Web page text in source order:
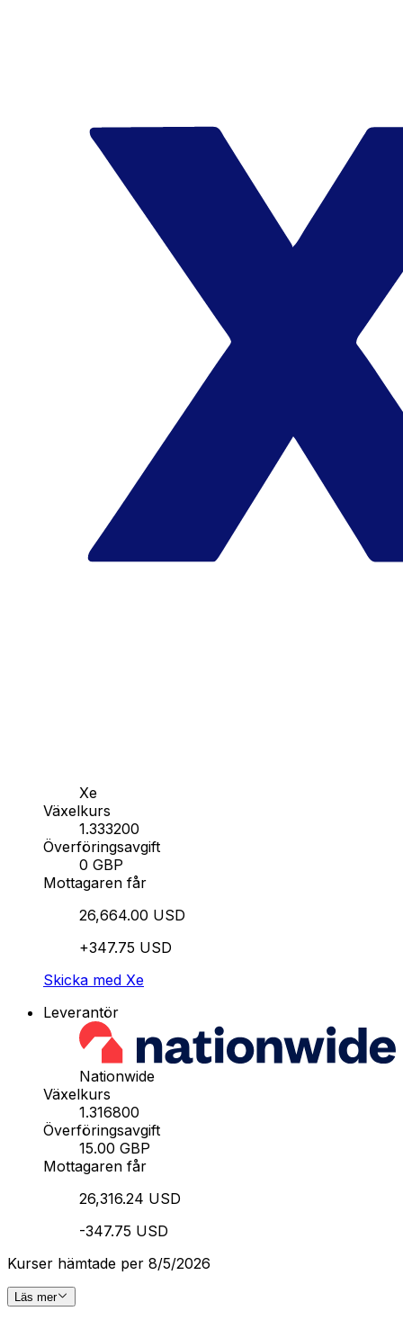
Xe
Växelkurs
1.333200
Överföringsavgift
0 GBP
Mottagaren får
26,664.00 USD
+347.75 USD
Skicka med Xe
Leverantör
Nationwide
Växelkurs
1.316800
Överföringsavgift
15.00 GBP
Mottagaren får
26,316.24 USD
-347.75 USD
Kurser hämtade per 8/5/2026
Läs mer